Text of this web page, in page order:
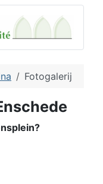
Fotogalerij